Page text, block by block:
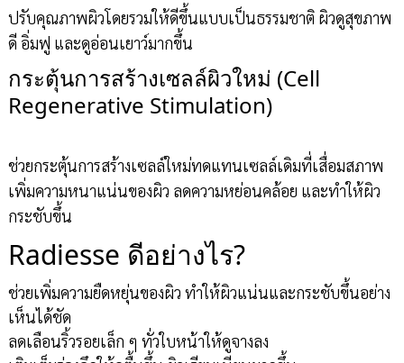
ปรับคุณภาพผิวโดยรวมให้ดีขึ้นแบบเป็นธรรมชาติ ผิวดูสุขภาพ
ดี อิ่มฟู และดูอ่อนเยาว์มากขึ้น
กระตุ้นการสร้างเซลล์ผิวใหม่ (Cell
Regenerative Stimulation)
ช่วยกระตุ้นการสร้างเซลล์ใหม่ทดแทนเซลล์เดิมที่เสื่อมสภาพ
เพิ่มความหนาแน่นของผิว ลดความหย่อนคล้อย และทำให้ผิว
กระชับขึ้น
Radiesse ดีอย่างไร?
ช่วยเพิ่มความยืดหยุ่นของผิว ทำให้ผิวแน่นและกระชับขึ้นอย่าง
เห็นได้ชัด
ลดเลือนริ้วรอยเล็ก ๆ ทั่วใบหน้าให้ดูจางลง